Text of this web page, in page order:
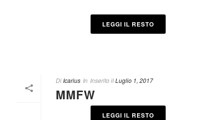
LEGGI IL RESTO
Di Icarius In Inserito ilLuglio 1, 2017
MMFW
LEGGI IL RESTO